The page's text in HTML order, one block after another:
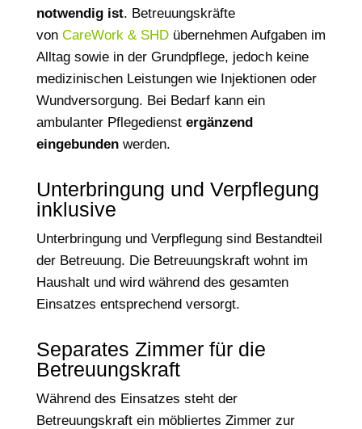
notwendig ist. Betreuungskräfte
von CareWork & SHDübernehmen Aufgaben im
Alltag sowie in der Grundpflege, jedoch keine
medizinischen Leistungen wie Injektionen oder
Wundversorgung. Bei Bedarf kann ein
ambulanter Pflegedienst ergänzend
eingebundenwerden.
Unterbringung und Verpflegung
inklusive
Unterbringung und Verpflegung sind Bestandteil
der Betreuung. Die Betreuungskraft wohnt im
Haushalt und wird während des gesamten
Einsatzes entsprechend versorgt.
Separates Zimmer für die
Betreuungskraft
Während des Einsatzes steht der
Betreuungskraft ein möbliertes Zimmer zur